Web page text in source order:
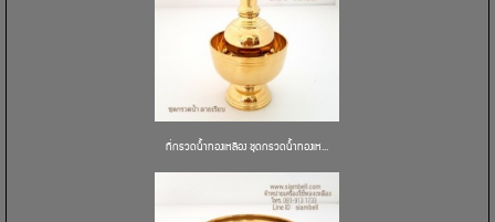
ที่กรวดน้ำทองเหลือง ชุดกรวดน้ำทองเห...